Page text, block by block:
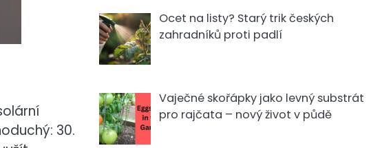
30.
Ocet na listy? Starý trik českých
zahradníků proti padlí
Vaječné skořápky jako levný substrát
pro rajčata – nový život v půdě